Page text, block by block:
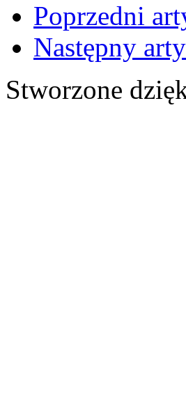
Poprzedni
Następny
Stworzone